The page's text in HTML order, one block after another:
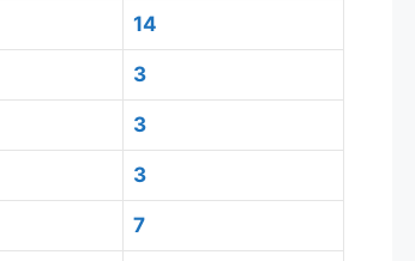
14
3
3
3
7